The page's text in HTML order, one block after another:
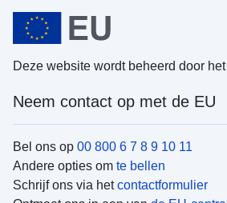
Deze website wordt beheerd door het
Neem contact op met de EU
Bel ons op 00 800 6 7 8 9 10 11
Andere opties om te bellen
Schrijf ons via hetcontactformulier